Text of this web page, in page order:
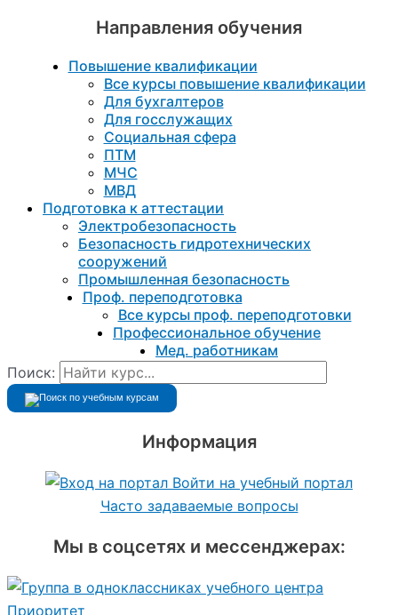
Направления обучения
Повышение квалификации
Все курсы повышение квалификации
Для бухгалтеров
Для госслужащих
Социальная сфера
ПТМ
МЧС
МВД
Подготовка к aттестации
Электробезопасность
Безопасность гидротехнических
сооружений
Промышленная безопасность
Проф. переподготовка
Все курсы проф. переподготовки
Профессиональное обучение
Мед. работникам
Поиск:
Информация
Войти на учебный портал
Часто задаваемые вопросы
Мы в соцсетях и мессенджерах: